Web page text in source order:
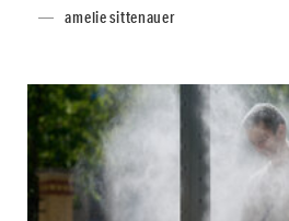
amelie sittenauer